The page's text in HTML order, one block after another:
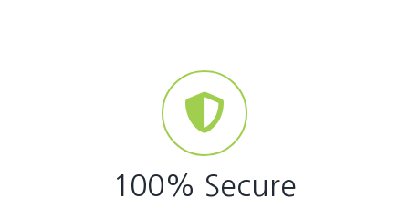
100% Secure